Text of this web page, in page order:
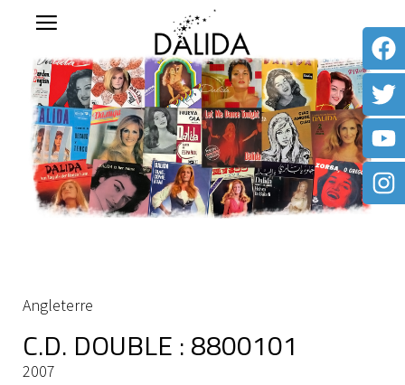
Angleterre
C.D. DOUBLE : 8800101
2007